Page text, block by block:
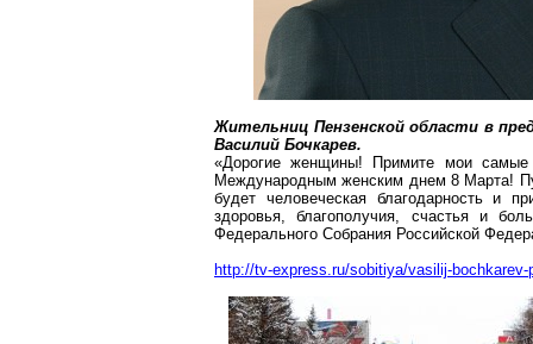
Жительниц Пензенской области в
Василий Бочкарев.
«Дорогие женщины! Примите мои самые
Международным женским днем 8 Марта!
будет человеческая благодарность и
здоровья, благополучия, счастья и
Федерального Собрания Российской
http://tv-express.ru/sobitiya/vasilij-